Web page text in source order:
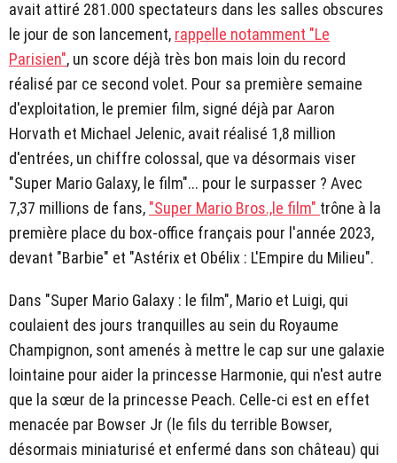
avait attiré 281.000 spectateurs dans les salles obscures
le jour de son lancement, rappelle notamment "Le
Parisien", un score déjà très bon mais loin du record
réalisé par ce second volet. Pour sa première semaine
d'exploitation, le premier film, signé déjà par Aaron
Horvath et Michael Jelenic, avait réalisé 1,8 million
d'entrées, un chiffre colossal, que va désormais viser
"Super Mario Galaxy, le film"... pour le surpasser ? Avec
7,37 millions de fans, "Super Mario Bros.,le film" trône à la
première place du box-office français pour l'année 2023,
devant "Barbie" et "Astérix et Obélix : L'Empire du Milieu".
Dans "Super Mario Galaxy : le film", Mario et Luigi, qui
coulaient des jours tranquilles au sein du Royaume
Champignon, sont amenés à mettre le cap sur une galaxie
lointaine pour aider la princesse Harmonie, qui n'est autre
que la sœur de la princesse Peach. Celle-ci est en effet
menacée par Bowser Jr (le fils du terrible Bowser,
désormais miniaturisé et enfermé dans son château) qui